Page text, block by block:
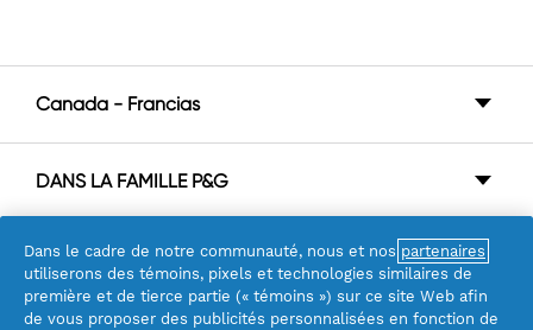
Canada - Francias
United States - English
United States - Español
DANS LA FAMILLE P&G
P&G BrandSaver
COMMUNIQUER
Dans le cadre de notre communauté, nous et nos partenaires
utiliserons des témoins, pixels et technologies similaires de
première et de tierce partie (« témoins ») sur ce site Web afin
de vous proposer des publicités personnalisées en fonction de